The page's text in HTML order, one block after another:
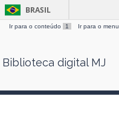
Skip
BRASIL
Ir para o conteúdo 1 Ir para o menu
Biblioteca digital MJ